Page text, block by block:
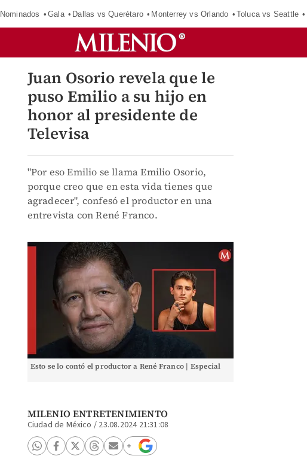
Nominados Gala Dallas vs Querétaro Monterrey vs Orlando Toluca vs Seattle
Juan Osorio revela que le
puso Emilio a su hijo en
honor al presidente de
Televisa
"Por eso Emilio se llama Emilio Osorio,
porque creo que en esta vida tienes que
agradecer", confesó el productor en una
entrevista con René Franco.
Esto se lo contó el productor a René Franco | Especial
MILENIO ENTRETENIMIENTO
Ciudad de México / 23.08.2024 21:31:08